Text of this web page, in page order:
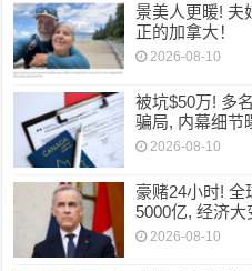
景美人更暖! 夫
正的加拿大！
2026-08-10
被坑$50万! 多
骗局, 内幕细节
2026-08-10
豪赌24小时! 全
5000亿, 经济大
2026-08-10